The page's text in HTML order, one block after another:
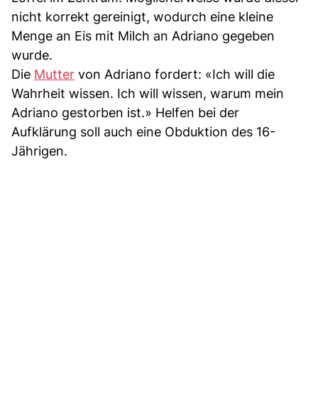
nicht korrekt gereinigt, wodurch eine kleine
Menge an Eis mit Milch an Adriano gegeben
wurde.
Die Mutter von Adriano fordert: «Ich will die
Wahrheit wissen. Ich will wissen, warum mein
Adriano gestorben ist.» Helfen bei der
Aufklärung soll auch eine Obduktion des 16-
Jährigen.